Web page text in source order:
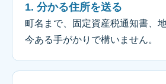
1. 分かる住所を送る
町名まで、固定資産税通知書、
今ある手がかりで構いません。